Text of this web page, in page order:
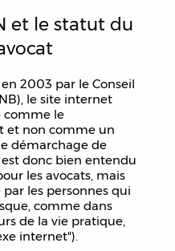
et le statut du
2003 par le Conseil
le site internet
comme le
et non comme un
démarchage de
donc bien entendu
les avocats, mais
les personnes qui
comme dans
de la vie pratique,
internet").